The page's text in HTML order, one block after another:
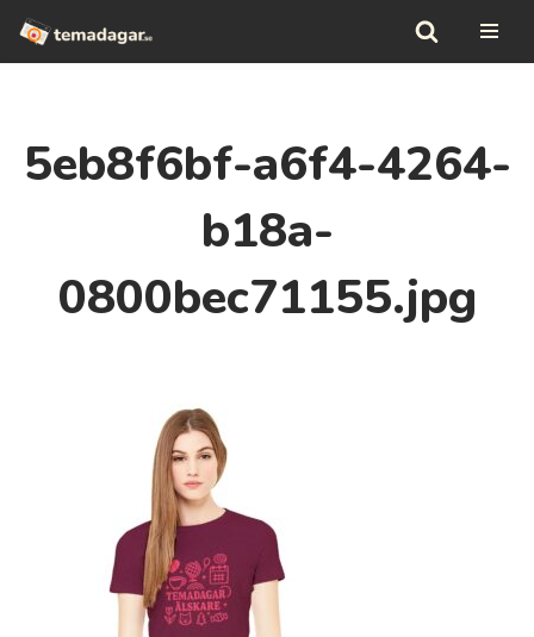
Hoppa
5eb8f6bf-a6f4-4264-
b18a-
0800bec71155.jpg